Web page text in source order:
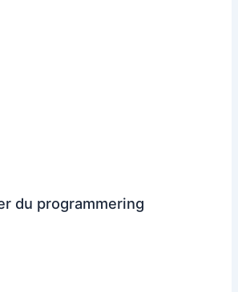
du programmering